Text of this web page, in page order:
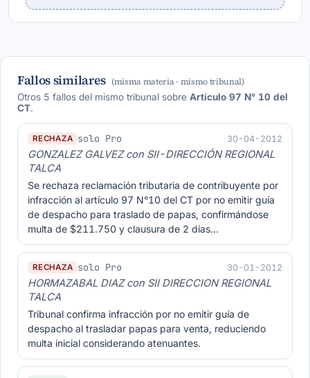
Fallos similares (misma materia · mismo tribunal)
Otros 5 fallos del mismo tribunal sobre Artículo 97 N° 10 del
CT.
RECHAZA solo Pro 30-04-2012
GONZALEZ GALVEZ con SII-DIRECCIÓN REGIONAL
TALCA
Se rechaza reclamación tributaria de contribuyente por
infracción al artículo 97 N°10 del CT por no emitir guía
de despacho para traslado de papas, confirmándose
multa de $211.750 y clausura de 2 días…
RECHAZA solo Pro 30-01-2012
HORMAZABAL DIAZ con SII DIRECCION REGIONAL
TALCA
Tribunal confirma infracción por no emitir guía de
despacho al trasladar papas para venta, reduciendo
multa inicial considerando atenuantes.